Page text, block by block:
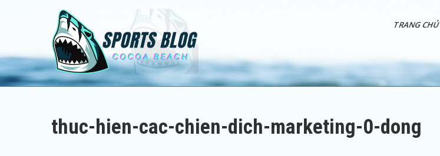
Sports Blog
Cocoa Beach
TRANG CHỦ
thuc-hien-cac-chien-dich-marketing-0-dong